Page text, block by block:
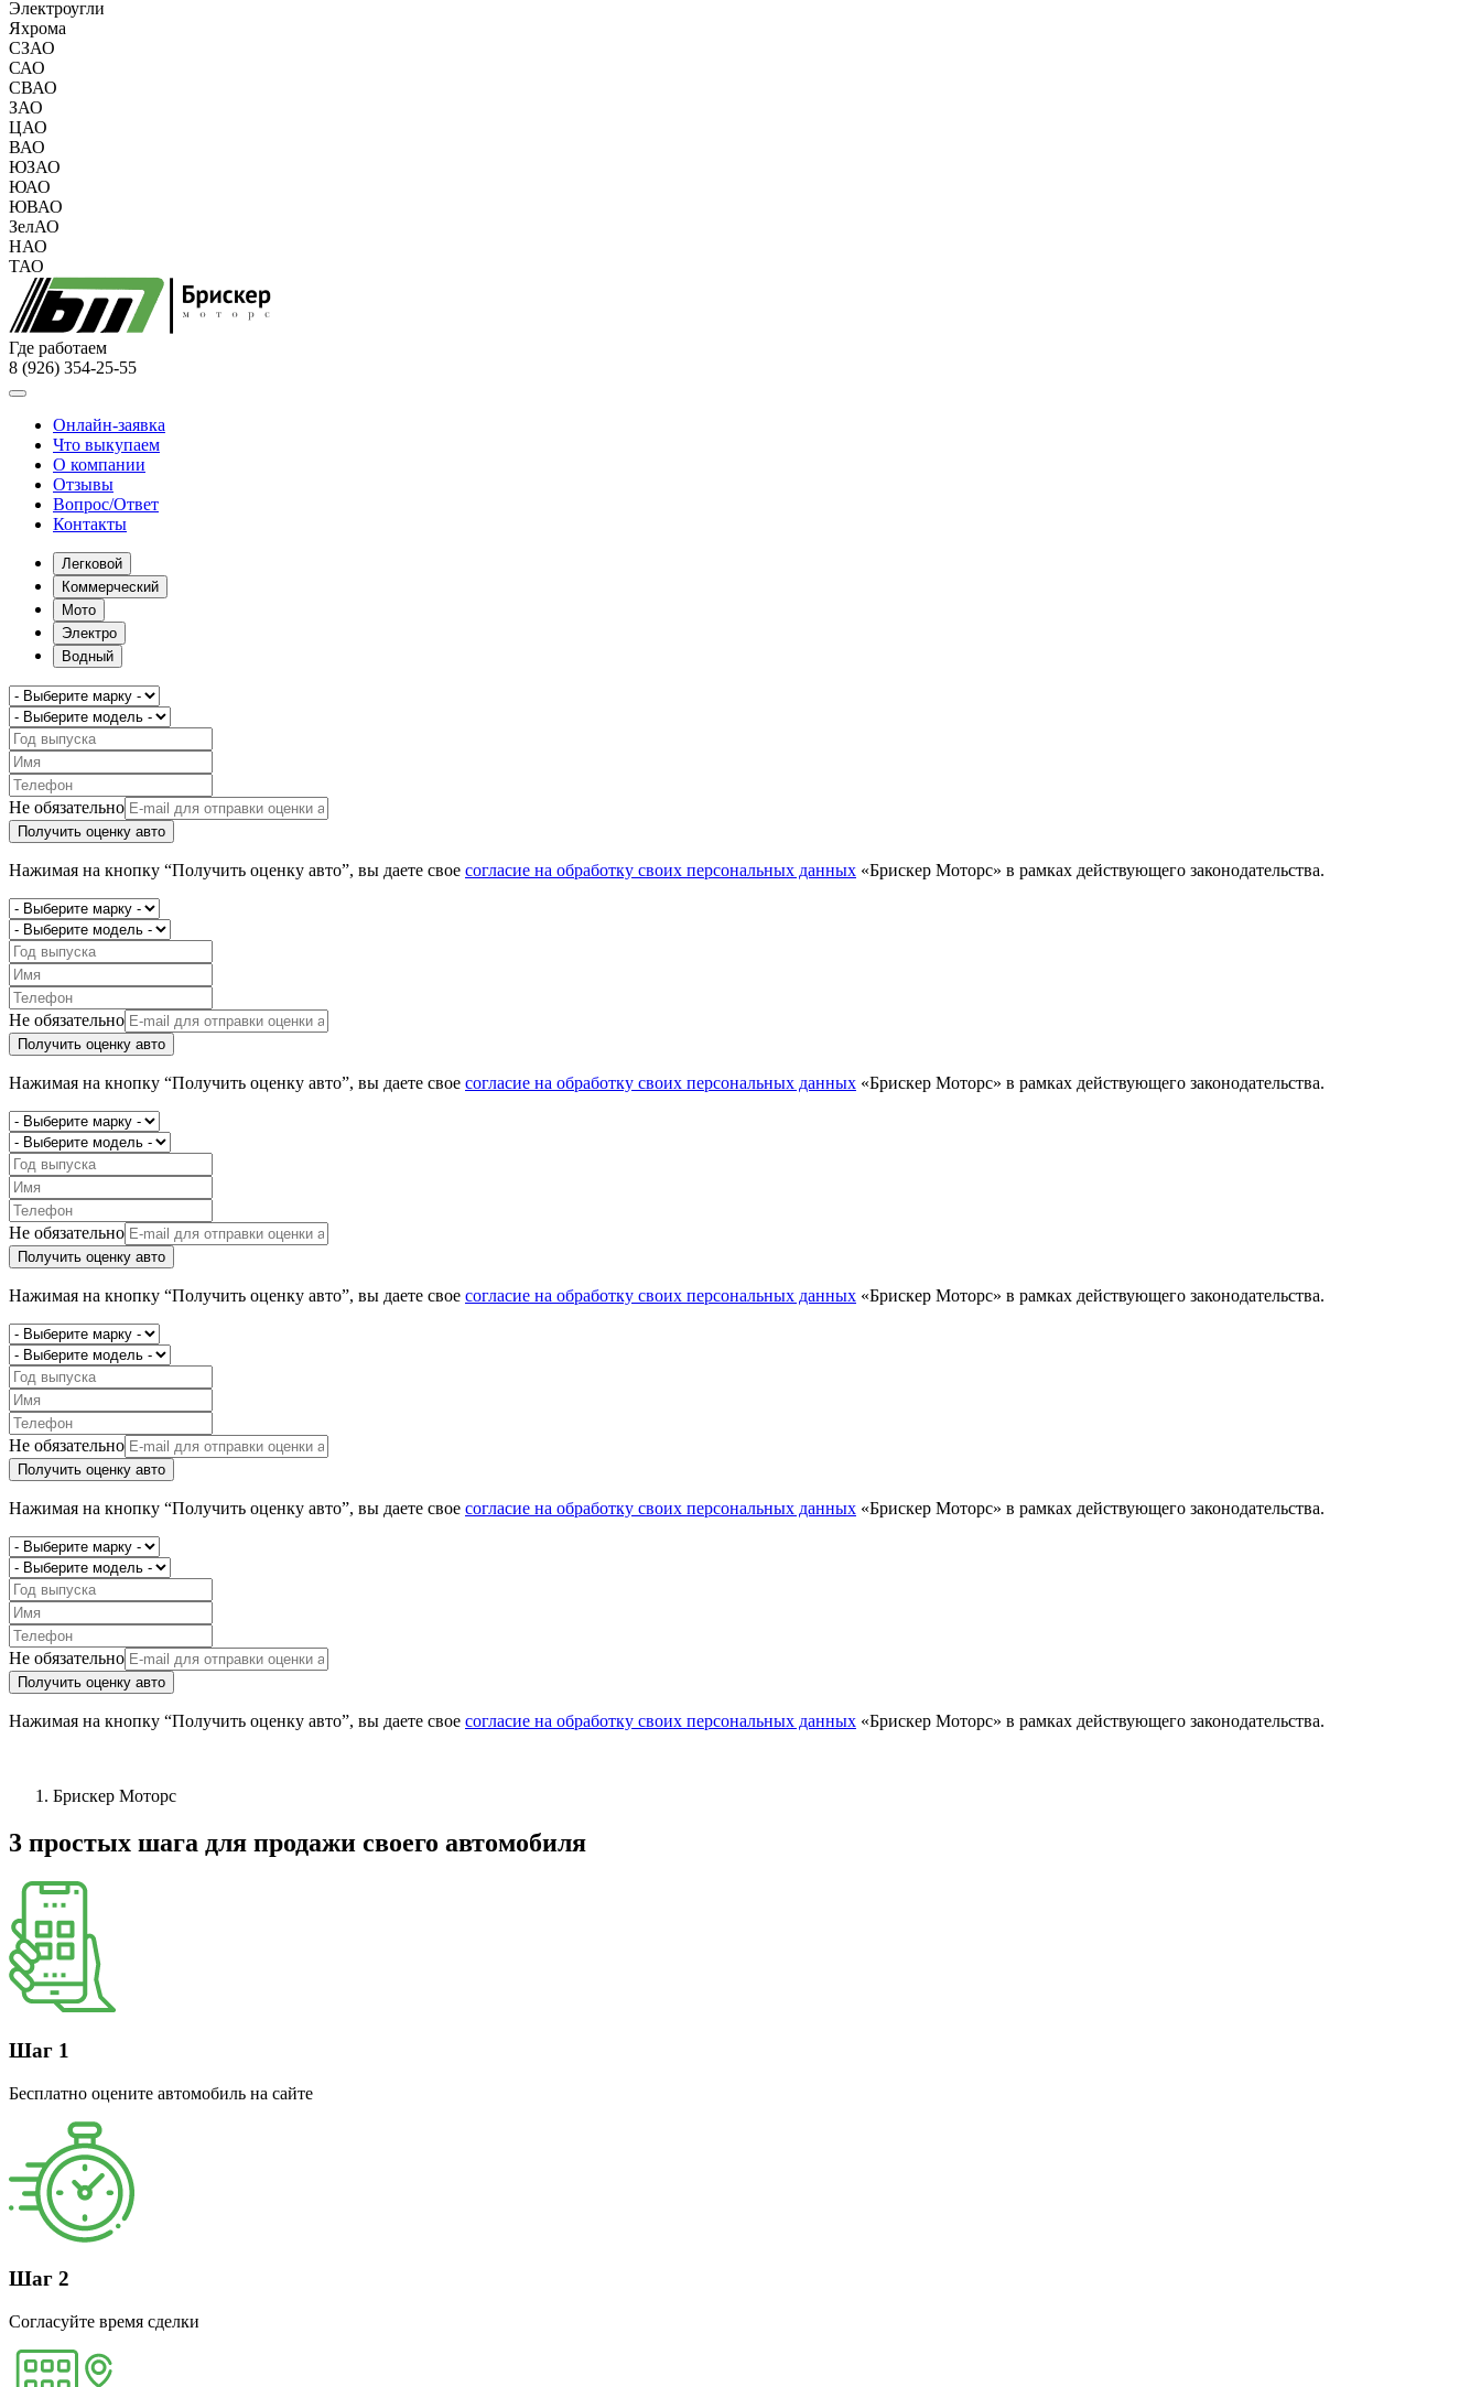
Электроугли
Яхрома
СЗАО
САО
СВАО
ЗАО
ЦАО
ВАО
ЮЗАО
ЮАО
ЮВАО
ЗелАО
НАО
ТАО
Где работаем
8 (926) 354-25-55
Онлайн-заявка
Что выкупаем
О компании
Отзывы
Вопрос/Ответ
Контакты
Легковой
Коммерческий
Мото
Электро
Водный
Не обязательно
Получить оценку авто
Нажимая на кнопку “Получить оценку авто”, вы даете свое согласие на обработку своих персональных данных «Брискер Моторс» в рамках действующего законодательства.
Не обязательно
Получить оценку авто
Нажимая на кнопку “Получить оценку авто”, вы даете свое согласие на обработку своих персональных данных «Брискер Моторс» в рамках действующего законодательства.
Не обязательно
Получить оценку авто
Нажимая на кнопку “Получить оценку авто”, вы даете свое согласие на обработку своих персональных данных «Брискер Моторс» в рамках действующего законодательства.
Не обязательно
Получить оценку авто
Нажимая на кнопку “Получить оценку авто”, вы даете свое согласие на обработку своих персональных данных «Брискер Моторс» в рамках действующего законодательства.
Не обязательно
Получить оценку авто
Нажимая на кнопку “Получить оценку авто”, вы даете свое согласие на обработку своих персональных данных «Брискер Моторс» в рамках действующего законодательства.
Брискер Моторс
3 простых шага для продажи своего автомобиля
Шаг 1
Бесплатно оцените автомобиль на сайте
Шаг 2
Согласуйте время сделки